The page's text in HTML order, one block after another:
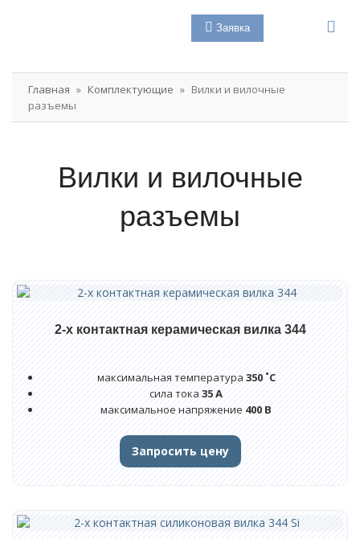
Электрощитовое оборудование
Сборка электрощитового оборудования до 0,4 кВ
Проектирование электрощитов
Гарантийное обслуживание
Разработка и проектирование систем автоматизации
Разработка ПО
Разработка и проектирование АСУ
Разработка и производство контроллеров
Промышленные нагреватели
Керамические нагреватели
Главная » Комплектующие » Вилки и вилочные
разъемы
Вилки и вилочные
разъемы
2-х контактная керамическая вилка 344
максимальная температура350 ˚C
сила тока35 А
максимальное напряжение400 В
Запросить цену